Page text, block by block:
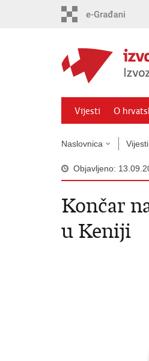
Vijesti O
Naslovnica Vijesti
Objavljeno:
Končar
u Keniji